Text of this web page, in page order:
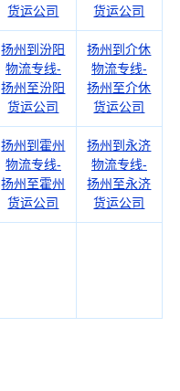
货运公司
货运公司
扬州到汾阳
物流专线-
扬州至汾阳
货运公司
扬州到介休
物流专线-
扬州至介休
货运公司
扬州到霍州
物流专线-
扬州至霍州
货运公司
扬州到永济
物流专线-
扬州至永济
货运公司